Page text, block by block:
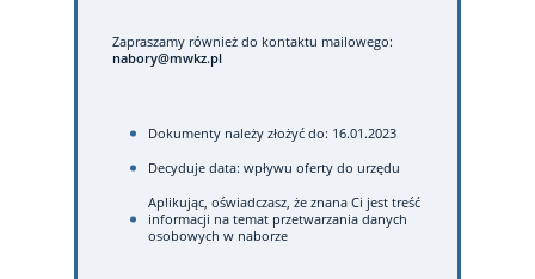
Zapraszamy również do kontaktu mailowego:
nabory@mwkz.pl
Dokumenty należy złożyć do: 16.01.2023
Decyduje data: wpływu oferty do urzędu
Aplikując, oświadczasz, że znana Ci jest treść
informacji na temat przetwarzania danych
osobowych w naborze